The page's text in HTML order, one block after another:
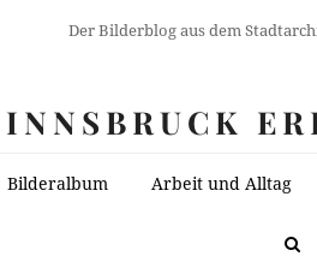
Der Bilderblog aus dem
INNSBRUCK
Bilderalbum Arbeit und Alltag